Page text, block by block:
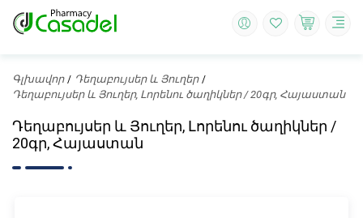
Գլխավոր
Դեղաբույսեր և Յուղեր
Դեղաբույսեր և Յուղեր, Լորենու ծաղիկներ / 20գր, Հայաստան
Դեղաբույսեր և Յուղեր, Լորենու ծաղիկներ /
20գր, Հայաստան